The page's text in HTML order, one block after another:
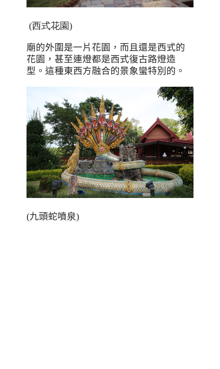
(西式花園)
廟的外圍是一片花園，而且還是西式的
花園，甚至連燈都是西式復古路燈造
型。這種東西方融合的景象蠻特別的。
(九頭蛇噴泉)